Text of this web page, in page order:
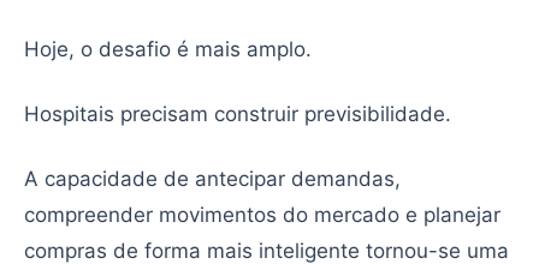
Hoje, o desafio é mais amplo.
Hospitais precisam construir previsibilidade.
A capacidade de antecipar demandas,
compreender movimentos do mercado e planejar
compras de forma mais inteligente tornou-se uma